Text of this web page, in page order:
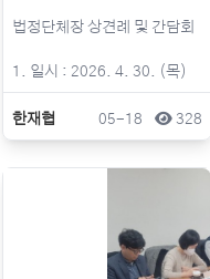
한재협 05-18 328